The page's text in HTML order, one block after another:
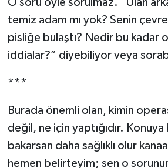
O soru öyle sorulmaz. “Ulan
temiz adam mı yok? Senin
pisliğe bulaştı? Nedir bu kadar
iddialar?” diyebiliyor veya
***
Burada önemli olan, kimin
değil, ne için yaptığıdır. Konuya
bakarsan daha sağlıklı olur
hemen belirteyim; sen o